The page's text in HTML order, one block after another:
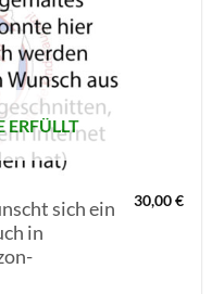
ERFÜLLT
sich ein
in
30,00€